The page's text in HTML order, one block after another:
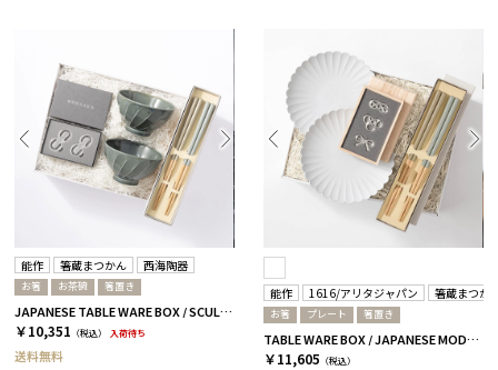
能作 箸蔵まつかん 西海陶器
お箸 お茶碗 箸置き
JAPANESE TABLE WARE BOX / SCULPTURE / セージグリーン / 浜色＆雲色
￥10,351 （税込） 入荷待ち
送料無料
能作 1616/アリタジャパン 箸蔵まつか
お箸 プレート 箸置き
TABLE WARE BOX / JAPANESE MODERN / 浜色＆雲色 全2サイズ Sサイズ
￥11,605 （税込）